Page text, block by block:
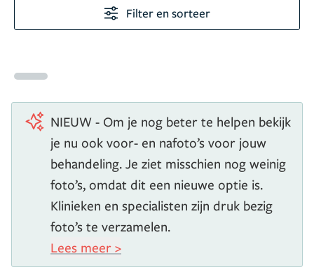
Filter en sorteer
NIEUW - Om je nog beter te helpen bekijk
je nu ook voor- en nafoto’s voor jouw
behandeling. Je ziet misschien nog weinig
foto’s, omdat dit een nieuwe optie is.
Klinieken en specialisten zijn druk bezig
foto’s te verzamelen.
Lees meer >